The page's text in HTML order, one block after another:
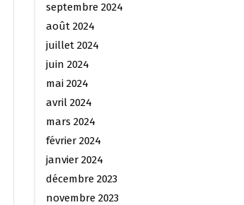
septembre 2024
août 2024
juillet 2024
juin 2024
mai 2024
avril 2024
mars 2024
février 2024
janvier 2024
décembre 2023
novembre 2023